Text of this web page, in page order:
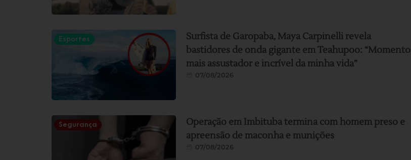
Esportes
Surfista de Garopaba, Maya Carpinelli revela
bastidores de onda gigante em Teahupoo: “Momento
mais assustador e incrível da minha vida”
07/08/2026
Segurança
Operação em Imbituba termina com homem preso e
apreensão de maconha e munições
07/08/2026